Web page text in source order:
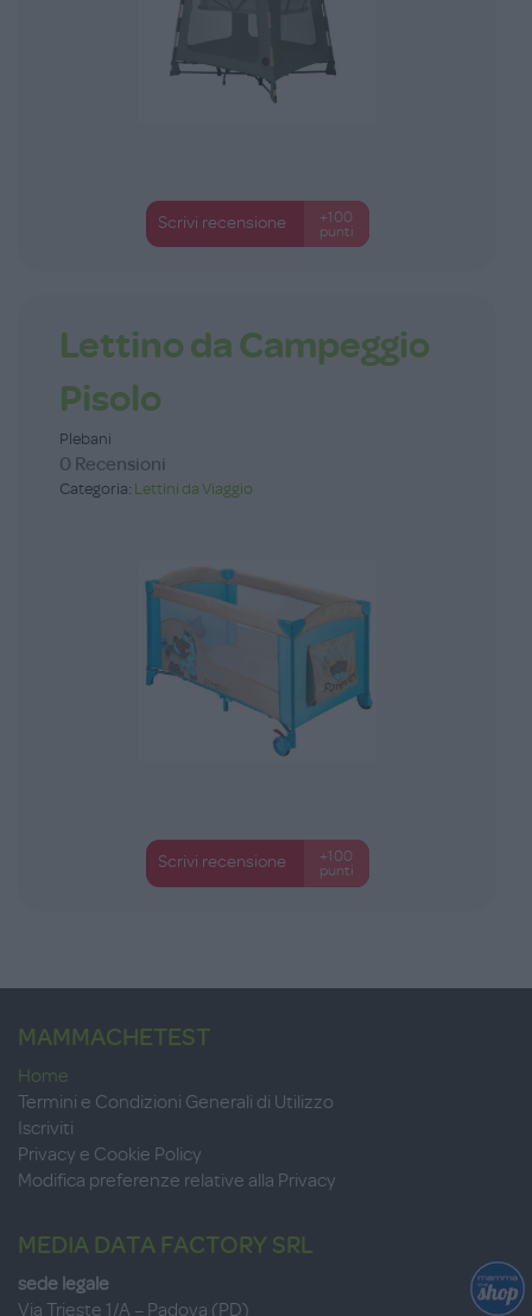
Scrivi recensione
+100
punti
Lettino da Campeggio
Pisolo
Plebani
0 Recensioni
Categoria: Lettini da Viaggio
Scrivi recensione
+100
punti
MAMMACHETEST
Home
Termini e Condizioni Generali di Utilizzo
Iscriviti
Privacy e Cookie Policy
Modifica preferenze relative alla Privacy
MEDIA DATA FACTORY SRL
sede legale
Via Trieste 1/A – Padova (PD)